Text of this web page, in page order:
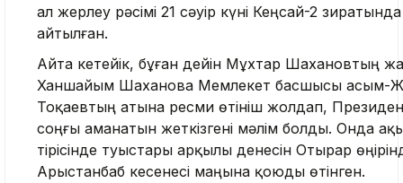
ал жерлеу рәсімі 21 сәуір күні Кеңсай-2 зиратында
айтылған.
Айта кетейік, бұған дейін Мұхтар Шахановтың
Ханшайым Шаханова Мемлекет басшысы Қасым-
Тоқаевтың атына ресми өтініш жолдап,
соңғы аманатын жеткізгені мәлім болды. Онда
тірісінде туыстары арқылы денесін Отырар
Арыстанбаб кесенесі маңына қоюды өтінген.